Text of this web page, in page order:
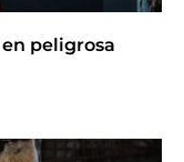
en peligrosa